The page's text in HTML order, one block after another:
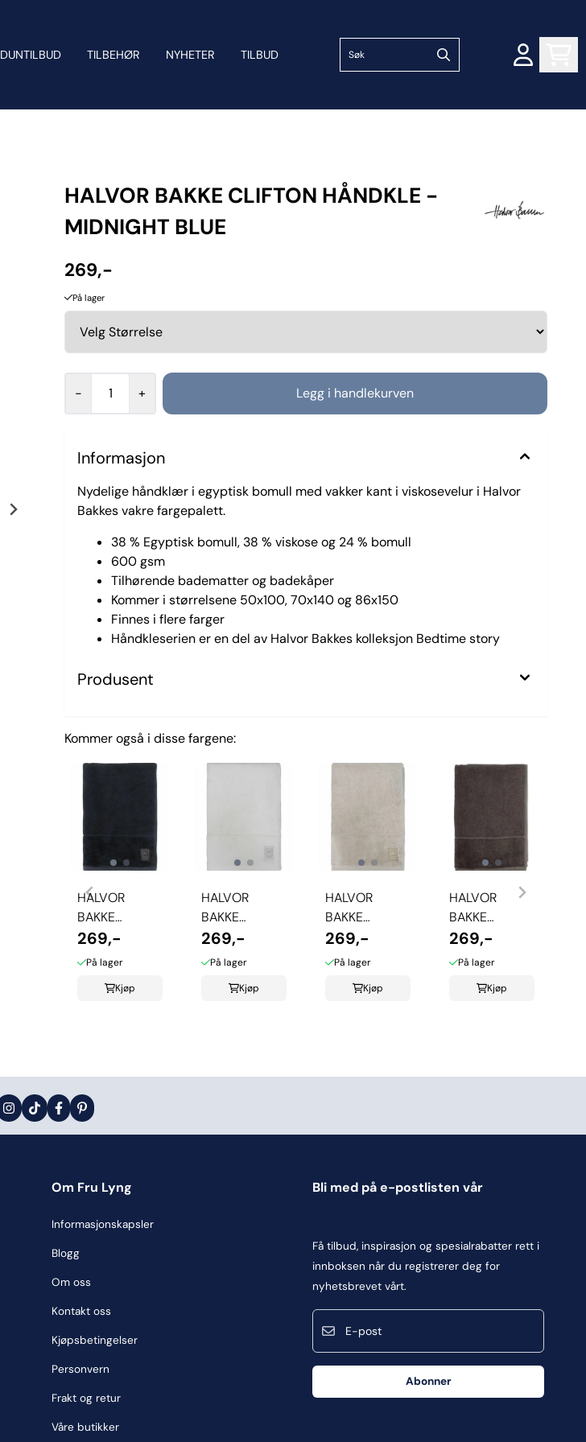
DUNTILBUD TILBEHØR NYHETER TILBUD
HALVOR BAKKE CLIFTON HÅNDKLE -
MIDNIGHT BLUE
269,-
På lager
- +
Informasjon
Nydelige håndklær i egyptisk bomull med vakker kant i viskosevelur i Halvor
Bakkes vakre fargepalett.
38 % Egyptisk bomull, 38 % viskose og 24 % bomull
600 gsm
Tilhørende badematter og badekåper
Kommer i størrelsene 50x100, 70x140 og 86x150
Finnes i flere farger
Håndkleserien er en del av Halvor Bakkes kolleksjon Bedtime story
Produsent
Kommer også i disse fargene:
HALVOR
BAKKE
CLIFTON
HÅNDKLE -
269,-
På lager
Kjøp
HALVOR
BAKKE
CLIFTON
HÅNDKLE -
WHITE
269,-
På lager
Kjøp
HALVOR
BAKKE
CLIFTON
HÅNDKLE -
CASHMERE
269,-
På lager
Kjøp
HALVOR
BAKKE
CLIFTON
HÅNDKLE -
269,-
På lager
Kjøp
Om Fru Lyng
Informasjonskapsler
Blogg
Om oss
Kontakt oss
Kjøpsbetingelser
Personvern
Frakt og retur
Våre butikker
Bli med på e-postlisten vår
Få tilbud, inspirasjon og spesialrabatter rett i
innboksen når du registrerer deg for
nyhetsbrevet vårt.
E-post
Abonner